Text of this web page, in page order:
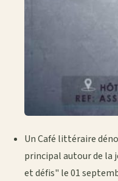
Un Café littéraire
principal autour de la
et défis" le 01